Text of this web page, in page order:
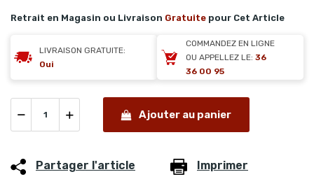
Retrait en Magasin ou Livraison Gratuite pour Cet Article
LIVRAISON GRATUITE:
Oui
COMMANDEZ EN LIGNE
OU APPELLEZ LE: 36
36 00 95
Ajouter au panier
Partager l'article Imprimer